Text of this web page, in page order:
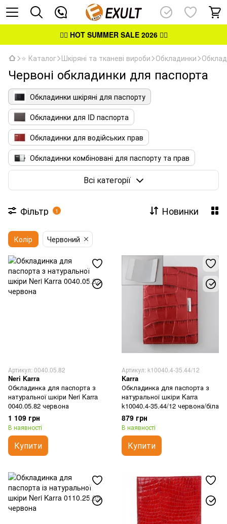
👉🏻 HOT SUMMER SALE 2026👈🏻
⭐ Каталог Шкіряні та тканеві вироби Обкладинки
Червоні обкладинки для паспорта
Обкладинки шкіряні для паспорту
Обкладинки для ID паспорта
Обкладинки для водійських прав
Обкладинки комбіновані для паспорту та прав
Обкладинки для посвідчень
Всі категорії
Фільтр 1 Новинки
Колір Червоний
Артикул: 0040.05.82
Neri Karra
Обкладинка для паспорта з
натуральної шкіри Neri Karra
0040.05.82 червона
1 109 грн
В наявності
Купити
Артикул: k10040.4-35.44/12
Karra
Обкладинка для паспорта з
натуральної шкіри Karra
k10040.4-35.44/12 червона/біла
879 грн
В наявності
Купити